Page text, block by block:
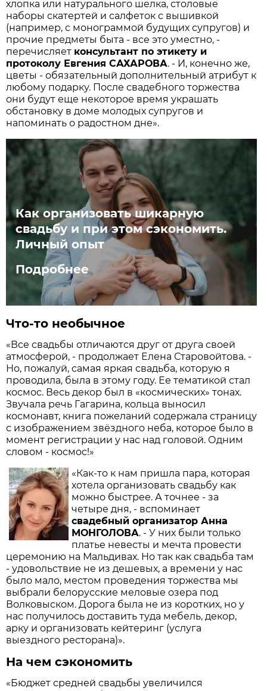
хлопка или натурального шелка, столовые
наборы скатертей и салфеток с вышивкой
(например, с монограммой будущих супругов) и
прочие предметы быта - все это уместно, -
перечисляет консультант по этикету и
протоколу Евгения САХАРОВА. - И, конечно же,
цветы - обязательный дополнительный атрибут к
любому подарку. После свадебного торжества
они будут еще некоторое время украшать
обстановку в доме молодых супругов и
напоминать о радостном дне».
Как организовать шикарную
свадьбу и при этом сэкономить.
Личный опыт
Подробнее
Что-то необычное
«Все свадьбы отличаются друг от друга своей
атмосферой, - продолжает Елена Старовойтова. -
Но, пожалуй, самая яркая свадьба, которую я
проводила, была в этому году. Ее тематикой стал
космос. Весь декор был в «космических» тонах.
Звучала речь Гагарина, кольца выносил
космонавт, книга пожеланий содержала страницу
с изображением звёздного неба, которое было в
момент регистрации у нас над головой. Одним
словом - космос!»
«Как-то к нам пришла пара, которая
хотела организовать свадьбу как
можно быстрее. А точнее - за
четыре дня, - вспоминает
свадебный организатор Анна
МОНГОЛОВА. - У них были только
платье невесты и мечта провести
церемонию на Мальдивах. Но так как свадьба там
- удовольствие не из дешевых, а времени у нас
было мало, местом проведения торжества мы
выбрали белорусские меловые озера под
Волковыском. Дорога была не из коротких, но у
нас получилось доставить туда мебель, декор,
арку и организовать кейтеринг (услуга
выездного ресторана)».
На чем сэкономить
«Бюджет средней свадьбы увеличился